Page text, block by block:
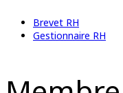
Brevet RH
Gestionnaire RH